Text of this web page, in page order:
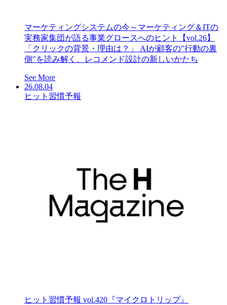
マーケティングシステムの今～マーケティング＆ITの
実務家集団が語る事業グロースへのヒント【vol.26】
「クリックの背景・理由は？」 AIが顧客の"行動の裏
側"を読み解く、レコメンド設計の新しいかたち
See More
26.08.04
ヒット習慣予報
ヒット習慣予報 vol.420『マイクロトリップ』